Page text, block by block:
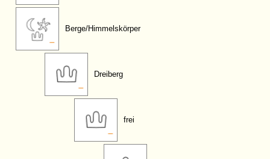
Berge/Himmelskörper
Dreiberg
frei